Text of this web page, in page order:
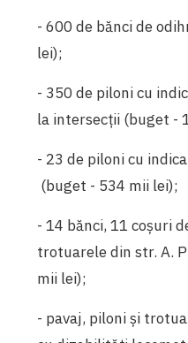
- 600 de bănci de
lei);
- 350 de piloni cu
la intersecții (buget -
- 23 de piloni cu
(buget - 534 mii lei);
- 14 bănci, 11 coșuri
trotuarele din str. A.
mii lei);
- pavaj, piloni și